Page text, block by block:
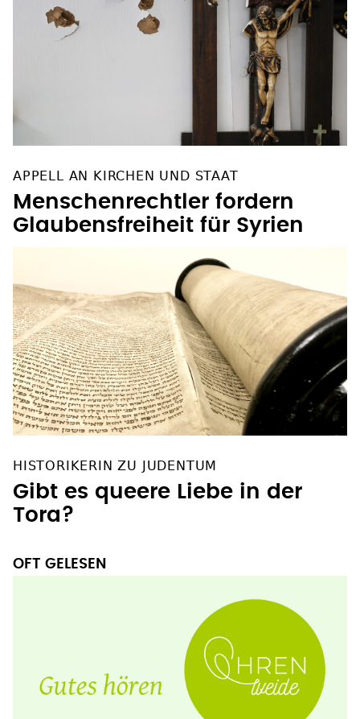
APPELL AN KIRCHEN UND STAAT
Menschenrechtler fordern
Glaubensfreiheit für Syrien
HISTORIKERIN ZU JUDENTUM
Gibt es queere Liebe in der
Tora?
OFT GELESEN